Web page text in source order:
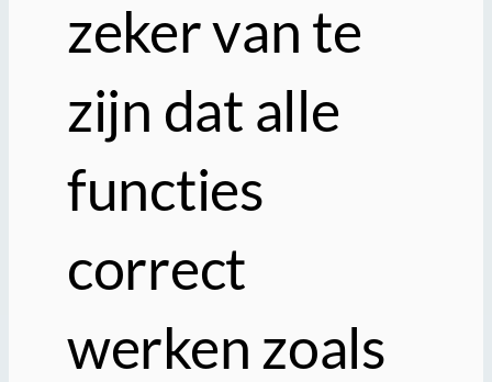
zeker van te
zijn dat alle
functies
correct
werken zoals